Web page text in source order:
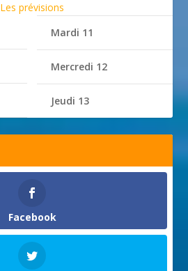
Les prévisions
Mardi 11
Mercredi 12
Jeudi 13
Facebook